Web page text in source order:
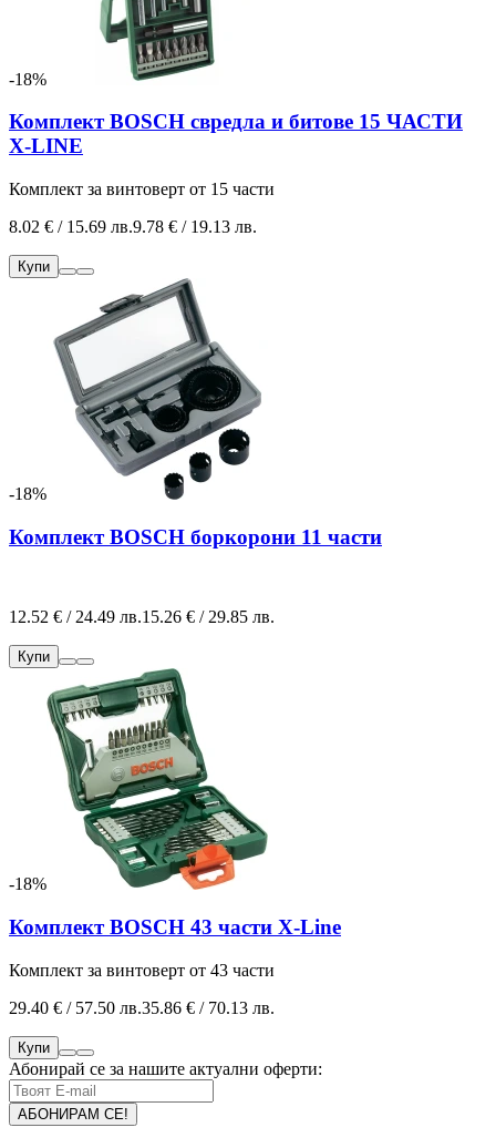
-18%
Комплект BOSCH свредла и битове 15 ЧАСТИ
X-LINE
Комплект за винтоверт от 15 части
8.02 € / 15.69 лв.9.78 € / 19.13 лв.
Купи
-18%
Комплект BOSCH боркорони 11 части
12.52 € / 24.49 лв.15.26 € / 29.85 лв.
Купи
-18%
Комплект BOSCH 43 части X-Line
Комплект за винтоверт от 43 части
29.40 € / 57.50 лв.35.86 € / 70.13 лв.
Купи
Абонирай се за нашите актуални оферти: